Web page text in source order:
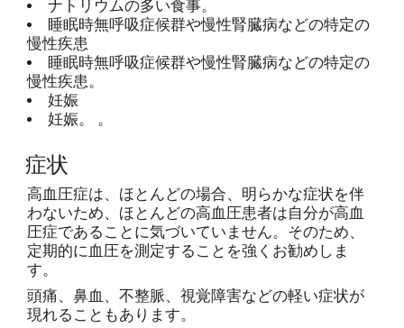
ナトリウムの多い食事。
睡眠時無呼吸症候群や慢性腎臓病などの特定の
慢性疾患
睡眠時無呼吸症候群や慢性腎臓病などの特定の
慢性疾患。
妊娠
妊娠。 。
症状
高血圧症は、ほとんどの場合、明らかな症状を伴
わないため、ほとんどの高血圧患者は自分が高血
圧症であることに気づいていません。そのため、
定期的に血圧を測定することを強くお勧めしま
す。
頭痛、鼻血、不整脈、視覚障害などの軽い症状が
現れることもあります。